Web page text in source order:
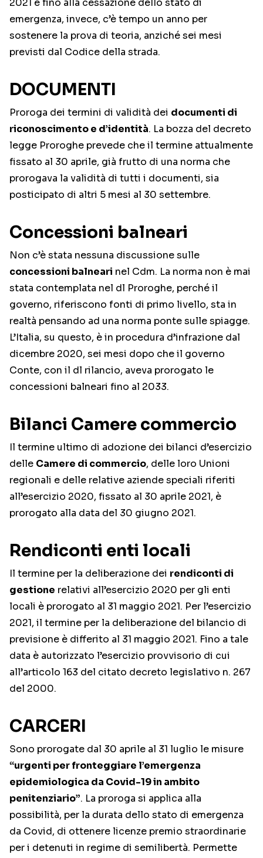
2021 e fino alla cessazione dello stato di
emergenza, invece, c’è tempo un anno per
sostenere la prova di teoria, anziché sei mesi
previsti dal Codice della strada.
DOCUMENTI
Proroga dei termini di validità dei documenti di
riconoscimento e d’identità. La bozza del decreto
legge Proroghe prevede che il termine attualmente
fissato al 30 aprile, già frutto di una norma che
prorogava la validità di tutti i documenti, sia
posticipato di altri 5 mesi al 30 settembre.
Concessioni balneari
Non c’è stata nessuna discussione sulle
concessioni balneari nel Cdm. La norma non è mai
stata contemplata nel dl Proroghe, perché il
governo, riferiscono fonti di primo livello, sta in
realtà pensando ad una norma ponte sulle spiagge.
L’Italia, su questo, è in procedura d’infrazione dal
dicembre 2020, sei mesi dopo che il governo
Conte, con il dl rilancio, aveva prorogato le
concessioni balneari fino al 2033.
Bilanci Camere commercio
Il termine ultimo di adozione dei bilanci d’esercizio
delle Camere di commercio, delle loro Unioni
regionali e delle relative aziende speciali riferiti
all’esercizio 2020, fissato al 30 aprile 2021, è
prorogato alla data del 30 giugno 2021.
Rendiconti enti locali
Il termine per la deliberazione dei rendiconti di
gestione relativi all’esercizio 2020 per gli enti
locali è prorogato al 31 maggio 2021. Per l’esercizio
2021, il termine per la deliberazione del bilancio di
previsione è differito al 31 maggio 2021. Fino a tale
data è autorizzato l’esercizio provvisorio di cui
all’articolo 163 del citato decreto legislativo n. 267
del 2000.
CARCERI
Sono prorogate dal 30 aprile al 31 luglio le misure
“urgenti per fronteggiare l’emergenza
epidemiologica da Covid-19 in ambito
penitenziario”. La proroga si applica alla
possibilità, per la durata dello stato di emergenza
da Covid, di ottenere licenze premio straordinarie
per i detenuti in regime di semilibertà. Permette